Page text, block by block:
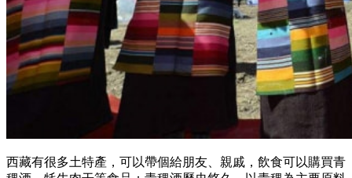
西藏有很多土特產，可以帶個給朋友、親戚，飲食可以購買青